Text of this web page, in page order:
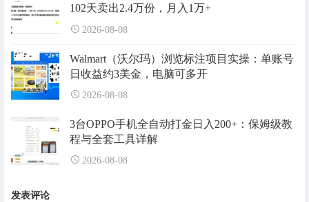
102天卖出2.4万份，月入1万+
2026-08-08
Walmart（沃尔玛）浏览标注项目实操：单账号
日收益约3美金，电脑可多开
2026-08-08
3台OPPO手机全自动打金日入200+：保姆级教
程与全套工具详解
2026-08-08
发表评论